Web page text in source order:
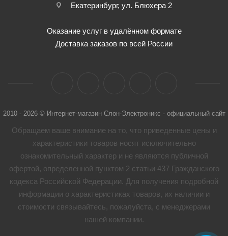
Екатеринбург, ул. Блюхера 2
Оказание услуг в удалённом формате
Доставка заказов по всей России
2010 - 2026 © Интернет-магазин Слон-Электроникс - официальный сайт
Обращаем ваше внимание на то, что приведенные цены и
характеристики товaров носят исключительно
ознакомительный характер и не являются публичной
офертой, определенной пунктом 2 статьи 437 Гражданского
кодекса Российской Федерации. Для получения подробной
информации о характеристиках товaров, их наличии и
стоимости связывайтесь, пожалуйста, с менеджерами
нашей компании.